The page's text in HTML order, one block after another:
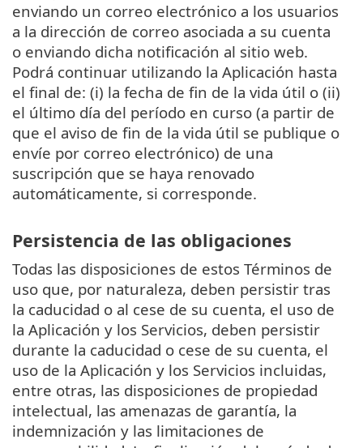
enviando un correo electrónico a los usuarios
a la dirección de correo asociada a su cuenta
o enviando dicha notificación al sitio web.
Podrá continuar utilizando la Aplicación hasta
el final de: (i) la fecha de fin de la vida útil o (ii)
el último día del período en curso (a partir de
que el aviso de fin de la vida útil se publique o
envíe por correo electrónico) de una
suscripción que se haya renovado
automáticamente, si corresponde.
Persistencia de las obligaciones
Todas las disposiciones de estos Términos de
uso que, por naturaleza, deben persistir tras
la caducidad o al cese de su cuenta, el uso de
la Aplicación y los Servicios, deben persistir
durante la caducidad o cese de su cuenta, el
uso de la Aplicación y los Servicios incluidas,
entre otras, las disposiciones de propiedad
intelectual, las amenazas de garantía, la
indemnización y las limitaciones de